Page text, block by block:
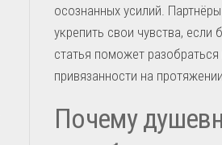
осознанных усилий.
укрепить свои чувства, если
статья поможет
привязанности на
Почему